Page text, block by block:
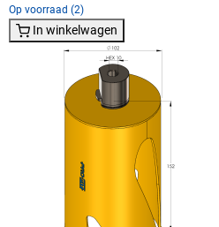
Op voorraad (2)
In winkelwagen